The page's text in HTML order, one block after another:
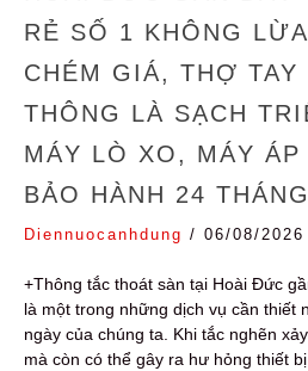
RẺ SỐ 1 KHÔNG
CHÉM GIÁ, THỢ TAY
THÔNG LÀ SẠCH
MÁY LÒ XO, MÁY
BẢO HÀNH 24 THÁNG
Diennuocanhdung / 06/08/2026
+Thông tắc thoát sàn tại Hoài Đức
là một trong những dịch vụ cần thiết
ngày của chúng ta. Khi tắc nghẽn
mà còn có thể gây ra hư hỏng thiết